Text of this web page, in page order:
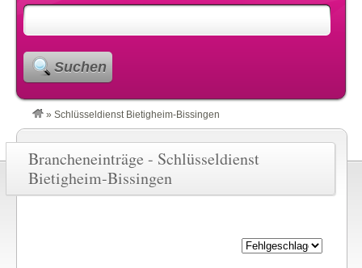
Suchen
» Schlüsseldienst Bietigheim-Bissingen
Brancheneinträge - Schlüsseldienst
Bietigheim-Bissingen